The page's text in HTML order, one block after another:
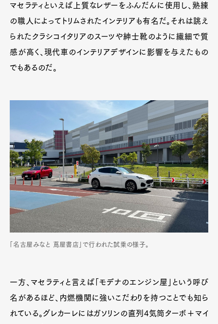
Pen international Pen tw
マセラティといえば上質なレザーをふんだんに使用し、熟練
の職人によってトリムされたインテリアも有名だ。それは誂え
られたクラシコイタリアのスーツや紳士靴のように繊細で質
感が高く、現代車のインテリアデザインに影響を与えたもの
でもあるのだ。
「名古屋みなと 蔦屋書店」で行われた試乗の様子。
一方、マセラティと言えば「モデナのエンジン屋」という呼び
名があるほど、内燃機関に強いこだわりを持つことでも知ら
れている。グレカーレにはガソリンの直列4気筒ターボ＋マイ